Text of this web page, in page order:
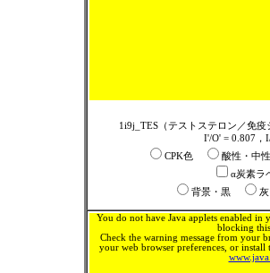
1i9j_TES（テストステロン／免疫
I'/O' = 0.807，
CPK色
酸性・中
α炭素ラ
背景・黒
You do not have Java applets enabled
blocking
Check the warning message from your
your web browser preferences, or